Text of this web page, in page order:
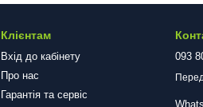
Клієнтам
Вхід до кабінету
Про нас
Гарантія та сервіс
093